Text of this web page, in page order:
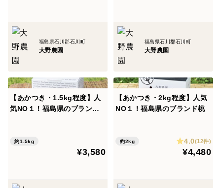
福島県石川郡石川町
大野農園
福島県石川郡石川町
大野農園
【あかつき・1.5kg程度】人
気NO１！福島県のブランド
約1.5kg
¥3,580
【あかつき・2kg程度】人気
NO１！福島県のブランド桃
約2kg 4.0(12件)
¥4,480